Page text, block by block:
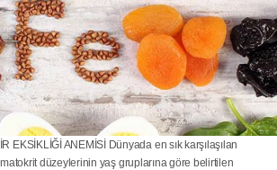
EKSİKLİĞİ ANEMİSİ Dünyada en sık karşılaşılan
düzeylerinin yaş gruplarına göre belirtilen